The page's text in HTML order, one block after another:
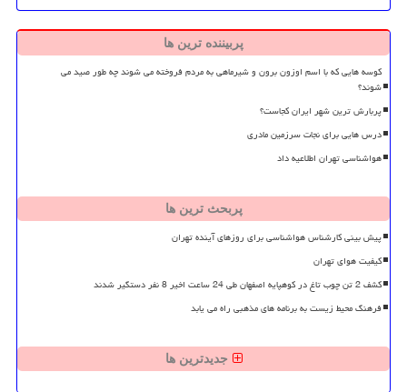
پربیننده ترین ها
کوسه هایی که با اسم اوزون برون و شیرماهی به مردم فروخته می شوند چه طور صید می
شوند؟
پربارش ترین شهر ایران کجاست؟
درس هایی برای نجات سرزمین مادری
هواشناسی تهران اطلاعیه داد
پربحث ترین ها
پیش بینی کارشناس هواشناسی برای روزهای آینده تهران
کیفیت هوای تهران
کشف 2 تن چوب تاغ در کوهپایه اصفهان طی 24 ساعت اخیر 8 نفر دستگیر شدند
فرهنگ محیط زیست به برنامه های مذهبی راه می یابد
جدیدترین ها